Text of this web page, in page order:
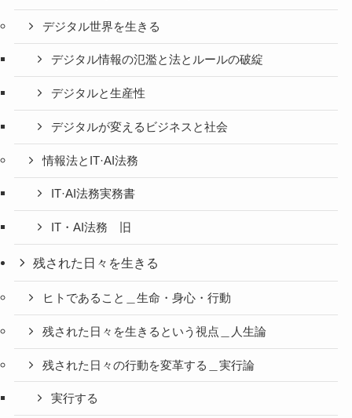
デジタル世界を生きる
デジタル情報の氾濫と法とルールの破綻
デジタルと生産性
デジタルが変えるビジネスと社会
情報法とIT·AI法務
IT·AI法務実務書
IT・AI法務 旧
残された日々を生きる
ヒトであること＿生命・身心・行動
残された日々を生きるという視点＿人生論
残された日々の行動を変革する＿実行論
実行する